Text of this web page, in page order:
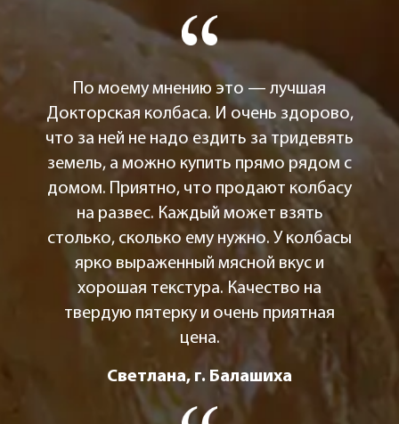
По моему мнению это — лучшая
Докторская колбаса. И очень здорово,
что за ней не надо ездить за тридевять
земель, а можно купить прямо рядом с
домом. Приятно, что продают колбасу
на развес. Каждый может взять
столько, сколько ему нужно. У колбасы
ярко выраженный мясной вкус и
хорошая текстура. Качество на
твердую пятерку и очень приятная
цена.
Светлана, г. Балашиха